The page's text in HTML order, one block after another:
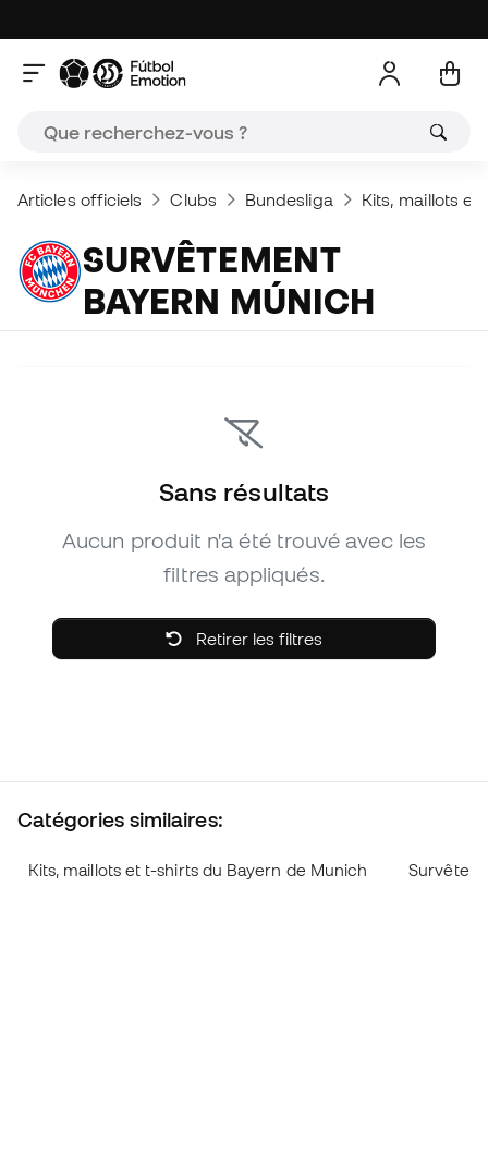
Articles officiels Clubs Bundesliga Kits, maillots et
SURVÊTEMENT
BAYERN MÚNICH
Sans résultats
Aucun produit n'a été trouvé avec les
filtres appliqués.
Retirer les filtres
Catégories similaires:
Kits, maillots et t-shirts du Bayern de Munich